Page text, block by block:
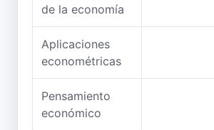
de la economía
Aplicaciones
econométricas
Pensamiento
económico